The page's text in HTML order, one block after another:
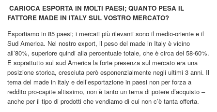
CARIOCA ESPORTA IN MOLTI PAESI; QUANTO PESA IL
FATTORE MADE IN ITALY SUL VOSTRO MERCATO?
Esportiamo in 85 paesi; i mercati più rilevanti sono il medio-oriente e il
Sud America. Nel nostro export, il peso del made in Italy è vicino
all’80%, superiore quindi alla percentuale totale, che è circa del 58-60%.
E soprattutto sul sud America la forte presenza sul mercato era una
posizione storica, cresciuta però esponenzialmente negli ultimi 3 anni. Il
tema del made in italy e dell’esportazione in paesi non per forza a
reddito pro-capite altissimo, non è tanto un tema di potere d’acquisto –
anche per il tipo di prodotti che vendiamo di cui non c’è tanta offerta.